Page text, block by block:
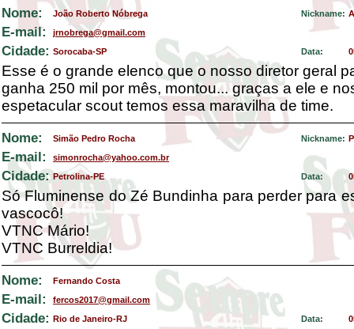
Nome: João Roberto Nóbrega Nickname:
E-mail: jrnobrega@gmail.com
Cidade: Sorocaba-SP Data:
Esse é o grande elenco que o nosso diretor geral
ganha 250 mil por mês, montou... graças a ele e
espetacular scout temos essa maravilha de time.
Nome: Simão Pedro Rocha Nickname:
E-mail: simonrocha@yahoo.com.br
Cidade: Petrolina-PE Data:
Só Fluminense do Zé Bundinha para perder para
vascocô!
VTNC Mário!
VTNC Burreldia!
Nome: Fernando Costa
E-mail: fercos2017@gmail.com
Cidade: Rio de Janeiro-RJ Data: